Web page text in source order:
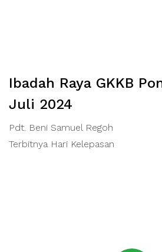
Ibadah Raya GKKB
Juli 2024
Pdt. Beni Samuel Regoh
Terbitnya Hari Kelepasan